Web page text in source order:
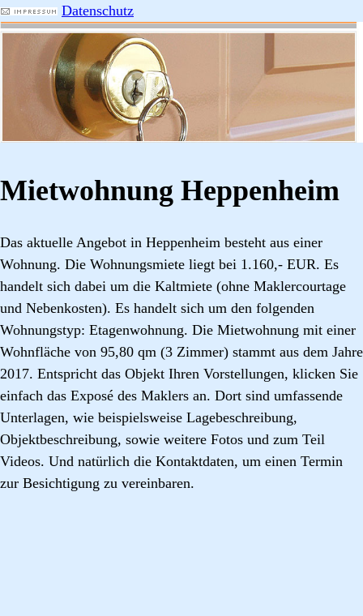
Datenschutz
Mietwohnung Heppenheim
Das aktuelle Angebot in Heppenheim besteht aus einer
Wohnung. Die Wohnungsmiete liegt bei 1.160,- EUR. Es
handelt sich dabei um die Kaltmiete (ohne Maklercourtage
und Nebenkosten). Es handelt sich um den folgenden
Wohnungstyp: Etagenwohnung. Die Mietwohnung mit einer
Wohnfläche von 95,80 qm (3 Zimmer) stammt aus dem Jahre
2017. Entspricht das Objekt Ihren Vorstellungen, klicken Sie
einfach das Exposé des Maklers an. Dort sind umfassende
Unterlagen, wie beispielsweise Lagebeschreibung,
Objektbeschreibung, sowie weitere Fotos und zum Teil
Videos. Und natürlich die Kontaktdaten, um einen Termin
zur Besichtigung zu vereinbaren.